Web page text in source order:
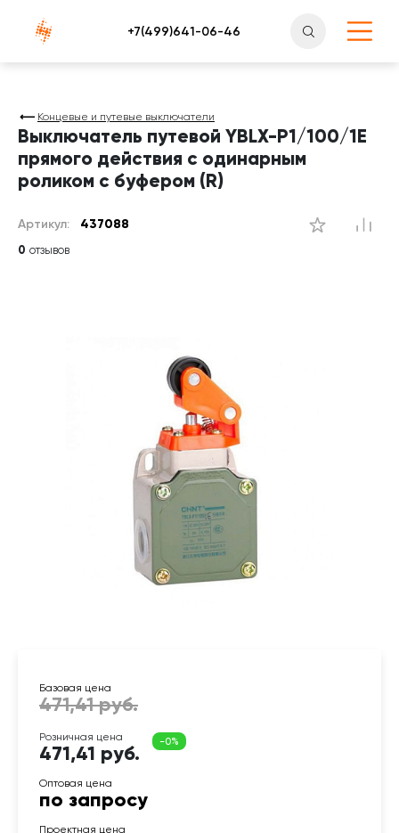
Атлантснаб
Концевые и путевые выключатели
Выключатель путевой YBLX-P1/100/1E
прямого действия с одинарным
роликом с буфером (R)
Артикул: 437088
471,41 руб.
по запросу